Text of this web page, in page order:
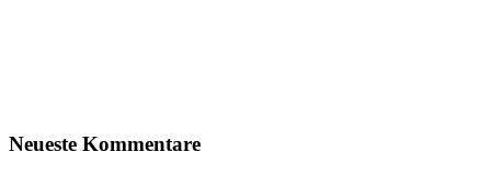
Neueste Kommentare